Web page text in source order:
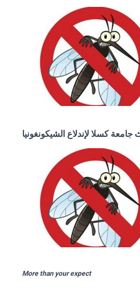
كسلا لإندلاع الشيكونغونيا
More than your expect